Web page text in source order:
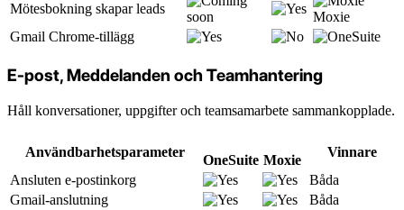
Mötesbokning skapar leads
Moxie
Gmail Chrome-tillägg
E-post, Meddelanden och Teamhantering
Håll konversationer, uppgifter och teamsamarbete sammankopplade.
Användbarhetsparameter
OneSuite Moxie
Vinnare
Ansluten e-postinkorg
Båda
Gmail-anslutning
Båda